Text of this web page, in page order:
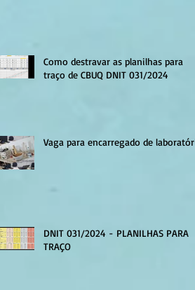
Como destravar as planilhas para
traço de CBUQ DNIT 031/2024
Vaga para encarregado de
DNIT 031/2024 - PLANILHAS PARA
TRAÇO